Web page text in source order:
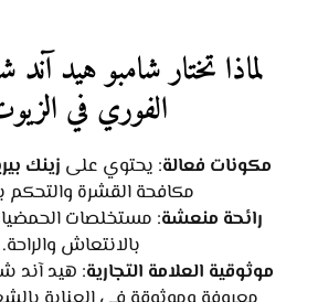
لماذا تختار شامبو هيد آند
الفوري في
مكونات فعالة: يحتوي على زينك
مكافحة القشرة والتحكم
رائحة منعشة: مستخلصات
بالانتعاش والراحة.
موثوقية العلامة التجارية: هيد آند